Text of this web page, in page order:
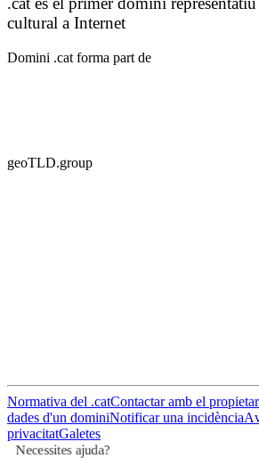
cultural a Internet
Domini .cat forma part de
geoTLD.group
Normativa del .catContactar amb el
dades d'un dominiNotificar una incidència
privacitatGaletes
Necessites ajuda?